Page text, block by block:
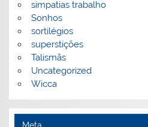
simpatias trabalho
Sonhos
sortilégios
superstições
Talismãs
Uncategorized
Wicca